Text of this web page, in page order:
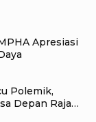
Apresiasi
Polemik,
Depan Raja